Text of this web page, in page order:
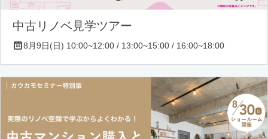
中古リノベ見学ツアー
8月9日(日) 10:00~12:00 / 13:00~15:00 / 16:00~18:00